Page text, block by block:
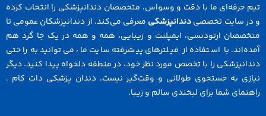
حرفه‌ای ما با دقت و وسواس، متخصصان دندانپزشکی را انتخاب کرده
سایت تخصصیدندانپزشکیمعرفی می‌کند. از دندانپزشکان عمومی تا
ارتودنسی، ایمپلنت و زیبایی، همه و همه در یک جا گرد هم
با استفاده از فیلترهای پیشرفته سایت ما، می‌توانید به راحتی
را با تخصص مورد نظر خود، در منطقه دلخواه پیدا کنید. دیگر
به جستجوی طولانی و وقت‌گیر نیست. دندان پزشکی دات کام ،
شما برای لبخندی سالم و زیبا.